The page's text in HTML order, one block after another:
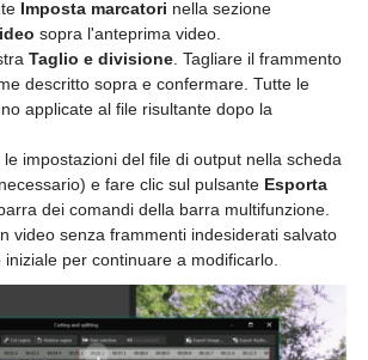
Imposta marcatori nella sezione
sopra l'anteprima video.
Taglio e divisione . Tagliare il frammento
descritto sopra e confermare. Tutte le
applicate al file risultante dopo la
impostazioni del file di output nella scheda
e fare clic sul pulsante Esporta
dei comandi della barra multifunzione.
video senza frammenti indesiderati salvato
per continuare a modificarlo.